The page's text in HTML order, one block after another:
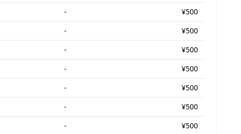
-
¥500
-
¥500
-
¥500
-
¥500
-
¥500
-
¥500
-
¥500